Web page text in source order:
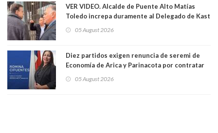
VER VIDEO. Alcalde de Puente Alto Matías
Toledo increpa duramente al Delegado de Kast
delegado nuevamente arrancando"
05 August 2026
Diez partidos exigen renuncia de seremi de
Economía de Arica y Parinacota por contratar
una militante de RN, detenida con 47 kilos de
05 August 2026